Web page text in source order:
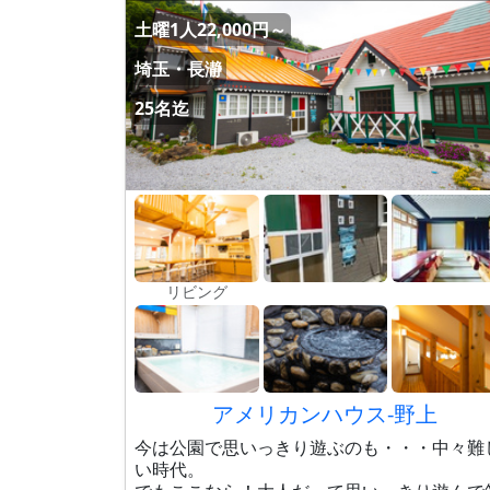
土曜1人22,000円～
埼玉・長瀞
25名迄
リビング
アメリカンハウス-野上
今は公園で思いっきり遊ぶのも・・・中々難
い時代。